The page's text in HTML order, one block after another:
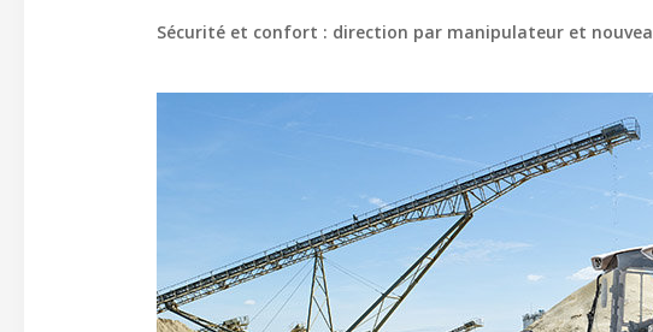
Sécurité et confort : direction par manipulateur et